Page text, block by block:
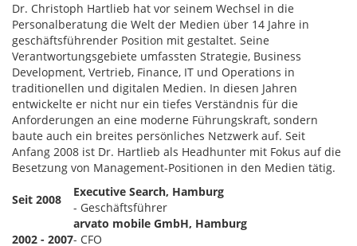
Dr. Christoph Hartlieb hat vor seinem Wechsel in die
Personalberatung die Welt der Medien über 14 Jahre in
geschäftsführender Position mit gestaltet. Seine
Verantwortungsgebiete umfassten Strategie, Business
Development, Vertrieb, Finance, IT und Operations in
traditionellen und digitalen Medien. In diesen Jahren
entwickelte er nicht nur ein tiefes Verständnis für die
Anforderungen an eine moderne Führungskraft, sondern
baute auch ein breites persönliches Netzwerk auf. Seit
Anfang 2008 ist Dr. Hartlieb als Headhunter mit Fokus auf die
Besetzung von Management-Positionen in den Medien tätig.
Seit 2008
Executive Search, Hamburg
- Geschäftsführer
2002 - 2007
arvato mobile GmbH, Hamburg
- CFO